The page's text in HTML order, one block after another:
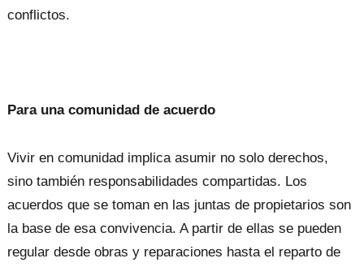
conflictos.
Para una comunidad de acuerdo
Vivir en comunidad implica asumir no solo derechos,
sino también responsabilidades compartidas. Los
acuerdos que se toman en las juntas de propietarios son
la base de esa convivencia. A partir de ellas se pueden
regular desde obras y reparaciones hasta el reparto de